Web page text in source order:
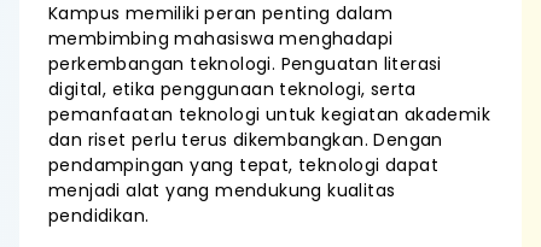
Kampus memiliki peran penting dalam
membimbing mahasiswa menghadapi
perkembangan teknologi. Penguatan literasi
digital, etika penggunaan teknologi, serta
pemanfaatan teknologi untuk kegiatan akademik
dan riset perlu terus dikembangkan. Dengan
pendampingan yang tepat, teknologi dapat
menjadi alat yang mendukung kualitas
pendidikan.